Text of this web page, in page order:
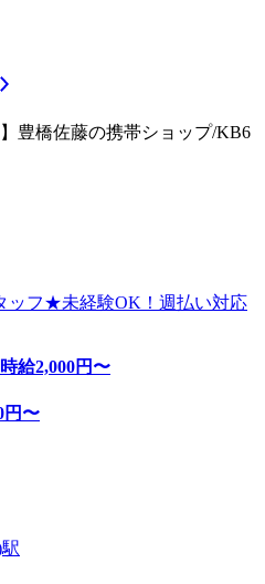
豊橋佐藤の携帯ショップ/KB6
ッフ★未経験OK！週払い対応
時給2,000円〜
円〜